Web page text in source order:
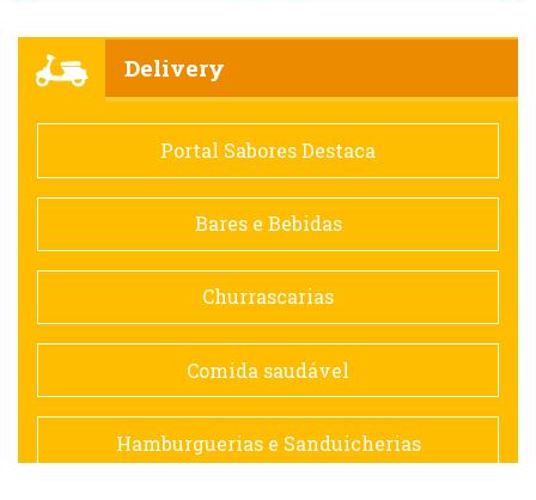
Comida saudável
Contemporânea
Doceria
Espanhola
Francesa
Delivery
Portal Sabores Destaca
Bares e Bebidas
Churrascarias
Comida saudável
Hamburguerias e Sanduicherias